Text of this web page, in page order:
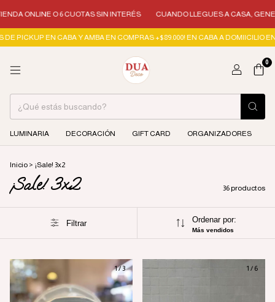
O 6 CUOTAS SIN INTERÉS CUANDO LLEGUES A CASA, GENERÁ
EN CABA Y AMBA EN COMPRAS +$89.000! EN CABA A DOMIICILIO EN
0
LUMINARIA DECORACIÓN GIFT CARD ORGANIZADORES
Inicio > ¡Sale! 3x2
¡Sale! 3x2 36 productos
Filtrar Ordenar por:
Más vendidos
1/3 1 / 6